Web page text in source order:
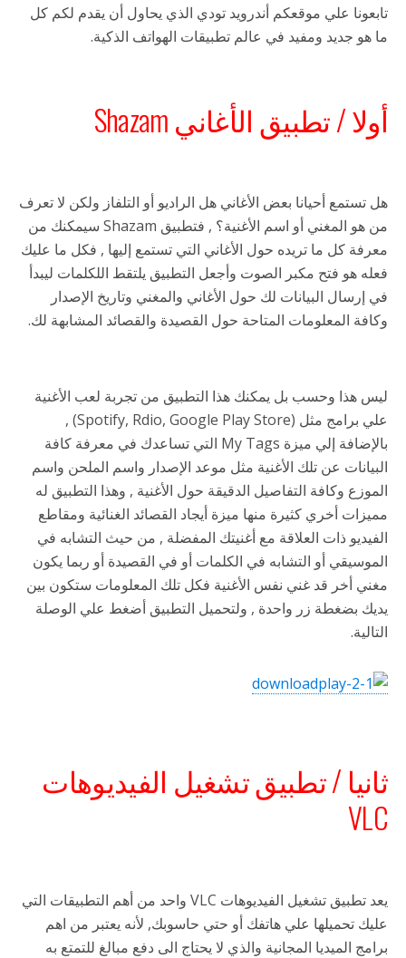
تابعونا علي موقعكم أندرويد تودي الذي يحاول أن يقدم لكم كل
ما هو جديد ومفيد في عالم تطبيقات الهواتف الذكية.
أولا / تطبيق الأغاني Shazam
هل تستمع أحيانا بعض الأغاني هل الراديو أو التلفاز ولكن لا تعرف
من هو المغني أو اسم الأغنية؟ , فتطبيق Shazam سيمكنك من
معرفة كل ما تريده حول الأغاني التي تستمع إليها , فكل ما عليك
فعله هو فتح مكبر الصوت وأجعل التطبيق يلتقط اللكلمات ليبدأ
في إرسال البيانات لك حول الأغاني والمغني وتاريخ الإصدار
وكافة المعلومات المتاحة حول القصيدة والقصائد المشابهة لك.
ليس هذا وحسب بل يمكنك هذا التطبيق من تجربة لعب الأغنية
علي برامج مثل (Spotify, Rdio, Google Play Store) ,
بالإضافة إلي ميزة My Tags التي تساعدك في معرفة كافة
البيانات عن تلك الأغنية مثل موعد الإصدار واسم الملحن واسم
الموزع وكافة التفاصيل الدقيقة حول الأغنية , وهذا التطبيق له
مميزات أخري كثيرة منها ميزة أيجاد القصائد الغنائية ومقاطع
الفيديو ذات العلاقة مع أغنيتك المفضلة , من حيث التشابه في
الموسيقي أو التشابه في الكلمات أو في القصيدة أو ربما يكون
مغني أخر قد غني نفس الأغنية فكل تلك المعلومات ستكون بين
يديك بضغطة زر واحدة , ولتحميل التطبيق أضغط علي الوصلة
التالية.
ثانيا / تطبيق تشغيل الفيديوهات
VLC
يعد تطبيق تشغيل الفيديوهات VLC واحد من أهم التطبيقات التي
عليك تحميلها علي هاتفك أو حتي حاسوبك, لأنه يعتبر من اهم
برامج الميديا المجانية والذي لا يحتاج الى دفع مبالغ للتمتع به